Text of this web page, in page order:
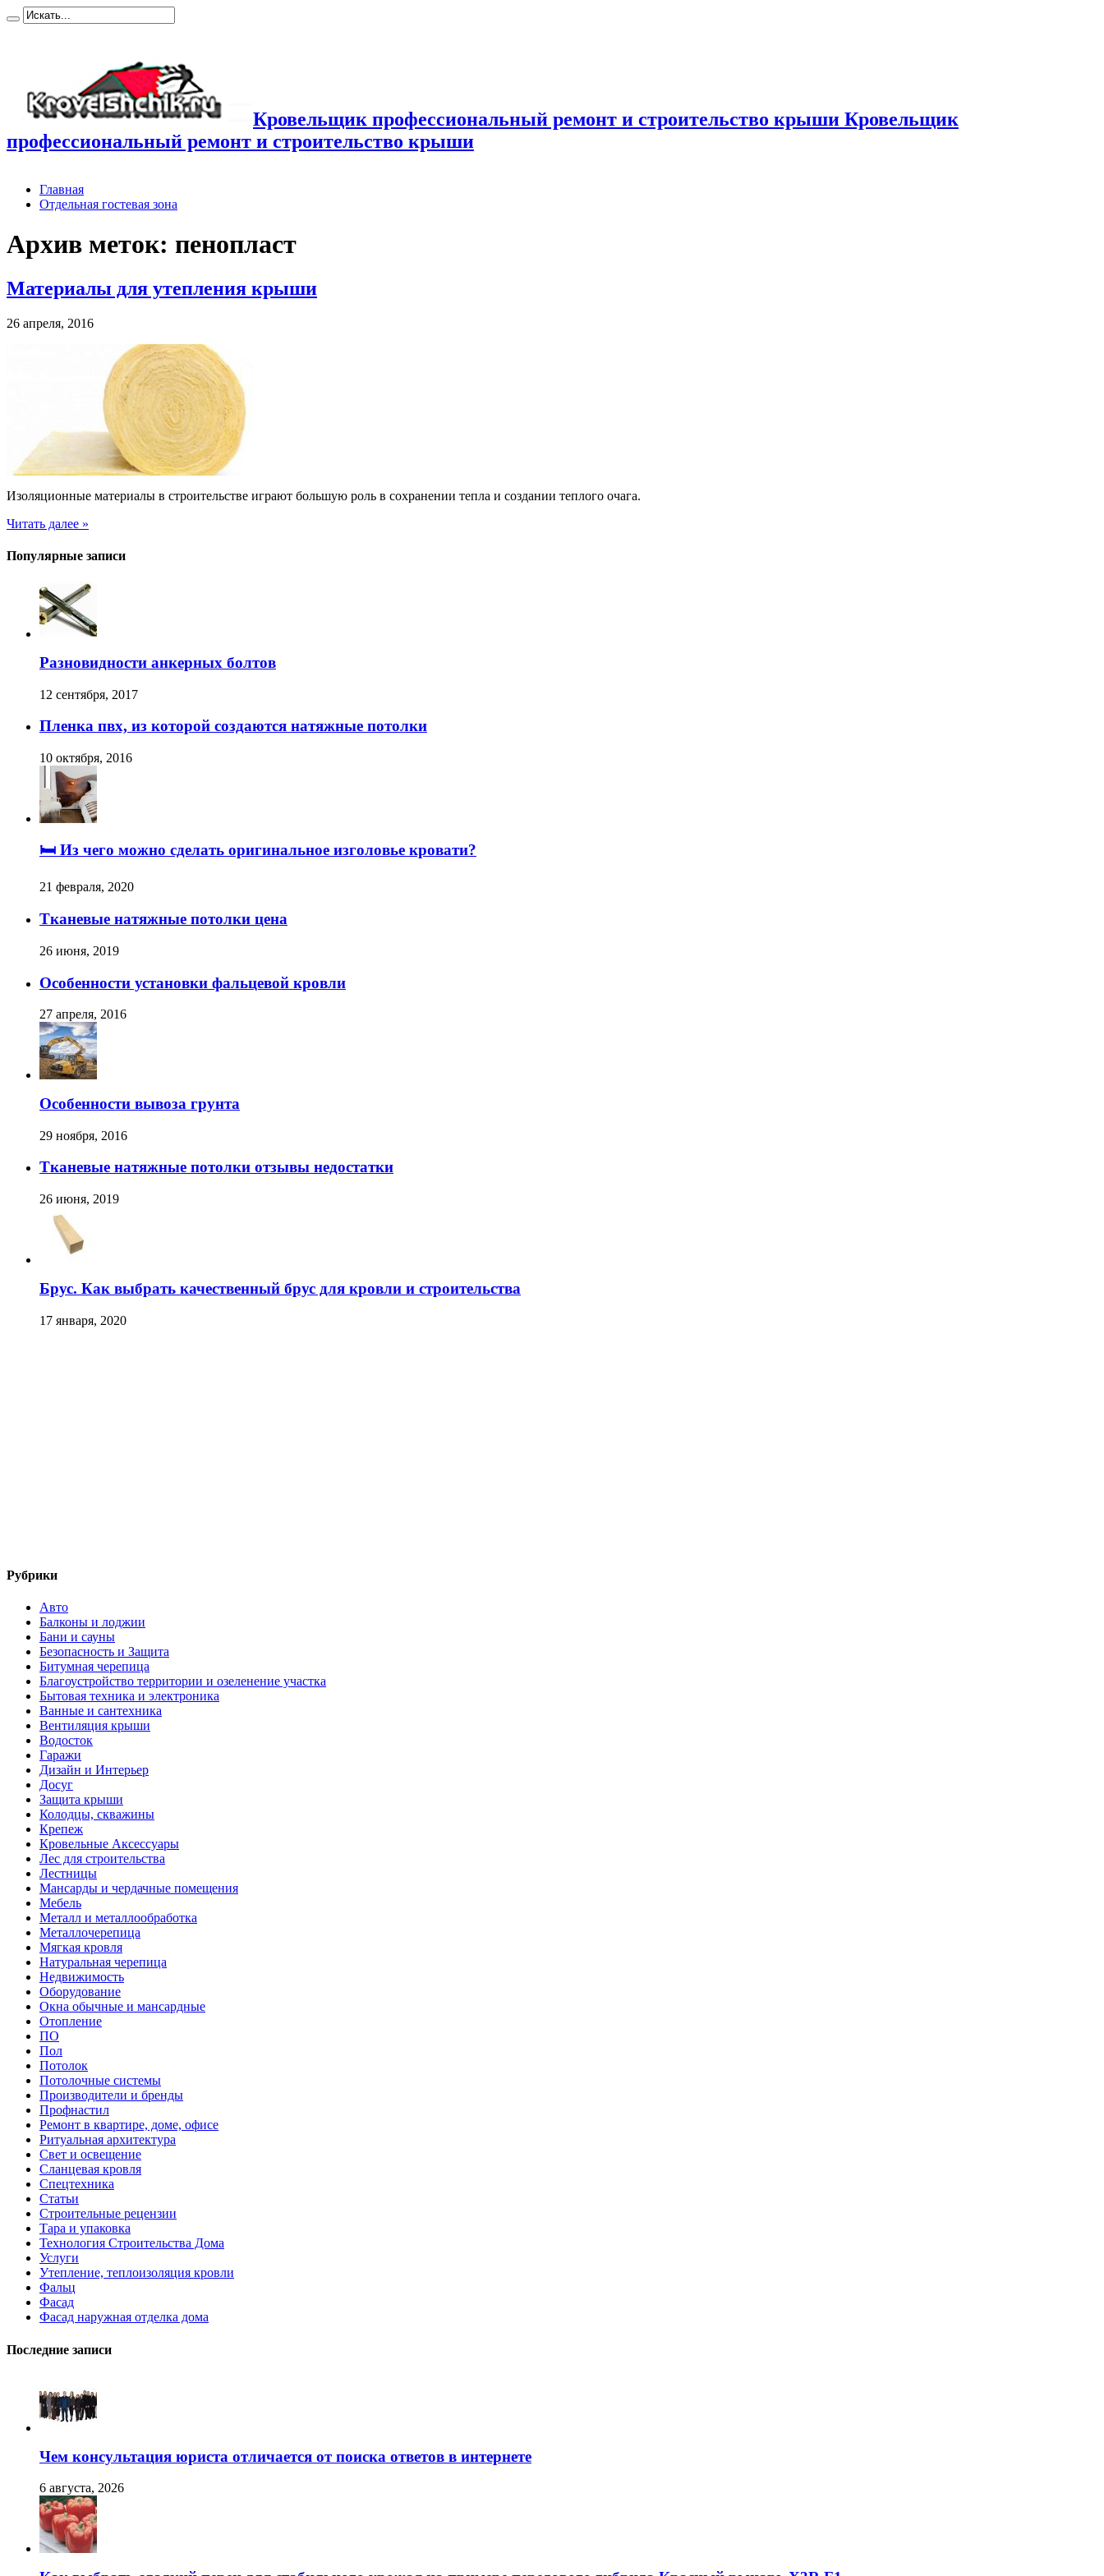
Кровельщик профессиональный ремонт и строительство крыши Кровельщик
профессиональный ремонт и строительство крыши
Главная
Отдельная гостевая зона
Архив меток: пенопласт
Материалы для утепления крыши
26 апреля, 2016
Изоляционные материалы в строительстве играют большую роль в сохранении тепла и создании теплого очага.
Читать далее »
Популярные записи
Разновидности анкерных болтов
12 сентября, 2017
Пленка пвх, из которой создаются натяжные потолки
10 октября, 2016
🛏️ Из чего можно сделать оригинальное изголовье кровати?
21 февраля, 2020
Тканевые натяжные потолки цена
26 июня, 2019
Особенности установки фальцевой кровли
27 апреля, 2016
Особенности вывоза грунта
29 ноября, 2016
Тканевые натяжные потолки отзывы недостатки
26 июня, 2019
Брус. Как выбрать качественный брус для кровли и строительства
17 января, 2020
Рубрики
Авто
Балконы и лоджии
Бани и сауны
Безопасность и Защита
Битумная черепица
Благоустройство территории и озеленение участка
Бытовая техника и электроника
Ванные и сантехника
Вентиляция крыши
Водосток
Гаражи
Дизайн и Интерьер
Досуг
Защита крыши
Колодцы, скважины
Крепеж
Кровельные Аксессуары
Лес для строительства
Лестницы
Мансарды и чердачные помещения
Мебель
Металл и металлообработка
Металлочерепица
Мягкая кровля
Натуральная черепица
Недвижимость
Оборудование
Окна обычные и мансардные
Отопление
ПО
Пол
Потолок
Потолочные системы
Производители и бренды
Профнастил
Ремонт в квартире, доме, офисе
Ритуальная архитектура
Свет и освещение
Сланцевая кровля
Спецтехника
Статьи
Строительные рецензии
Тара и упаковка
Технология Строительства Дома
Услуги
Утепление, теплоизоляция кровли
Фальц
Фасад
Фасад наружная отделка дома
Последние записи
Чем консультация юриста отличается от поиска ответов в интернете
6 августа, 2026